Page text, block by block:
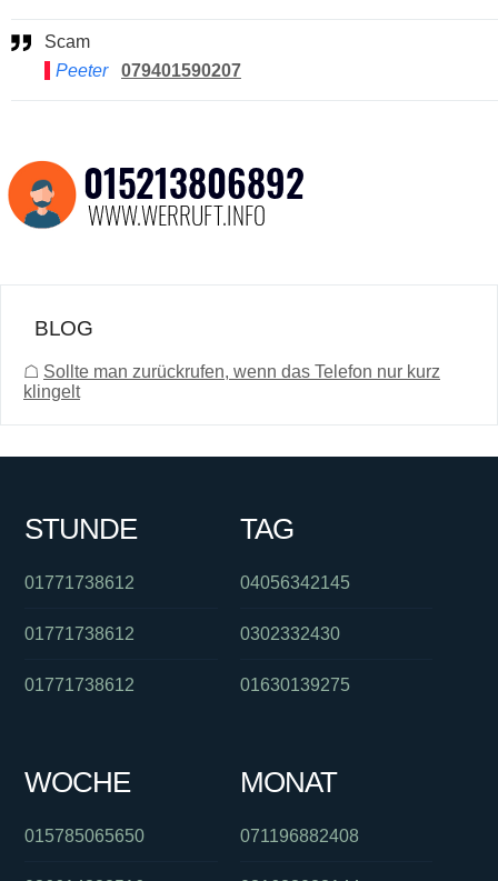
Scam
Peeter
079401590207
BLOG
☖ Sollte man zurückrufen, wenn das Telefon nur kurz
klingelt
STUNDE
01771738612
01771738612
01771738612
TAG
04056342145
0302332430
01630139275
WOCHE
015785065650
MONAT
071196882408